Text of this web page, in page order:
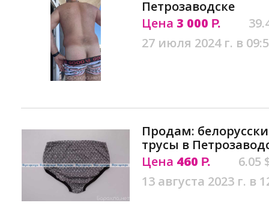
Петрозаводске
Цена 3 000 Р.
27 июля 2024 г. в
Продам:
трусы в
Цена 460 Р.
6.05
13 августа 2023 г. в